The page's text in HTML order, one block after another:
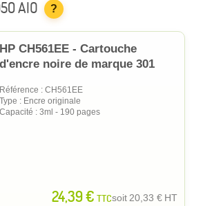
AIO
?
HP CH561EE - Cartouche
d'encre noire de marque 301
Référence : CH561EE
Type : Encre originale
Capacité : 3ml - 190 pages
24,39 € TTCsoit20,33 € HT